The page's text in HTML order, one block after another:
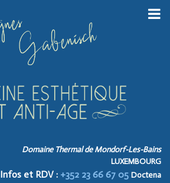
Domaine Thermal de Mondorf-Les-Bains
LUXEMBOURG
Infos et RDV : +352 23 66 67 05 Doctena